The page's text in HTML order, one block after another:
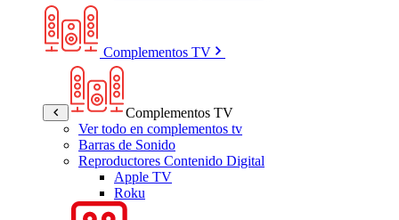
Complementos TV
Complementos TV
Ver todo en complementos tv
Barras de Sonido
Reproductores Contenido Digital
Apple TV
Roku